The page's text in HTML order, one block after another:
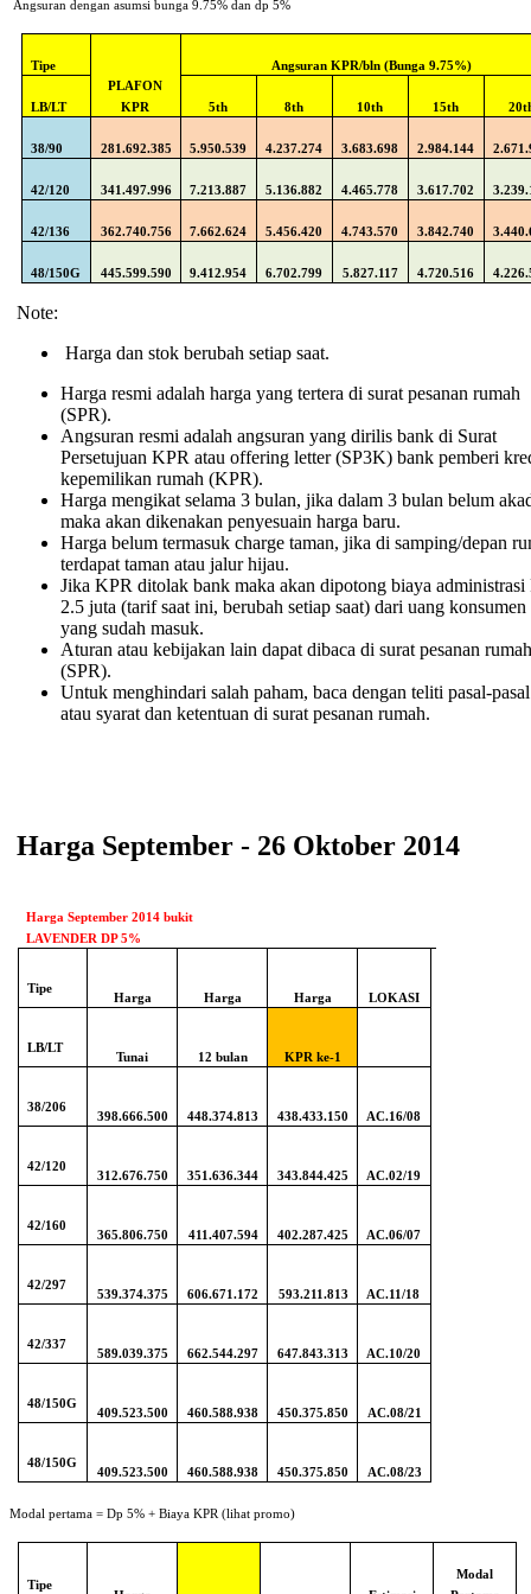
Angsuran dengan asumsi bunga 9.75% dan dp 5%
Tipe
PLAFON
KPR
Angsuran KPR/bln (Bunga 9.75%)
LB/LT 5th 8th 10th 15th
38/90 281.692.385 5.950.539 4.237.274 3.683.698 2.984.144
42/120 341.497.996 7.213.887 5.136.882 4.465.778 3.617.702
42/136 362.740.756 7.662.624 5.456.420 4.743.570 3.842.740
48/150G 445.599.590 9.412.954 6.702.799 5.827.117 4.720.516
Note:
Harga dan stok berubah setiap saat.
Harga resmi adalah harga yang tertera di surat pesanan rumah
(SPR).
Angsuran resmi adalah angsuran yang dirilis bank di Surat
Persetujuan KPR atau offering letter (SP3K) bank pemberi
kepemilikan rumah (KPR).
Harga mengikat selama 3 bulan, jika dalam 3 bulan belum
maka akan dikenakan penyesuain harga baru.
Harga belum termasuk charge taman, jika di samping/depan
terdapat taman atau jalur hijau.
Jika KPR ditolak bank maka akan dipotong biaya administrasi
2.5 juta (tarif saat ini, berubah setiap saat) dari uang konsumen
yang sudah masuk.
Aturan atau kebijakan lain dapat dibaca di surat pesanan rumah
(SPR).
Untuk menghindari salah paham, baca dengan teliti pasal-pasal
atau syarat dan ketentuan di surat pesanan rumah.
Harga September - 26 Oktober 2014
Harga September 2014 bukit
LAVENDER DP 5%
Tipe
Harga Harga Harga LOKASI
LB/LT
Tunai 12 bulan KPR ke-1
38/206
398.666.500 448.374.813 438.433.150 AC.16/08
42/120
312.676.750 351.636.344 343.844.425 AC.02/19
42/160
365.806.750 411.407.594 402.287.425 AC.06/07
42/297
539.374.375 606.671.172 593.211.813 AC.11/18
42/337
589.039.375 662.544.297 647.843.313 AC.10/20
48/150G
409.523.500 460.588.938 450.375.850 AC.08/21
48/150G
409.523.500 460.588.938 450.375.850 AC.08/23
Modal pertama = Dp 5% + Biaya KPR (lihat promo)
Tipe
Modal